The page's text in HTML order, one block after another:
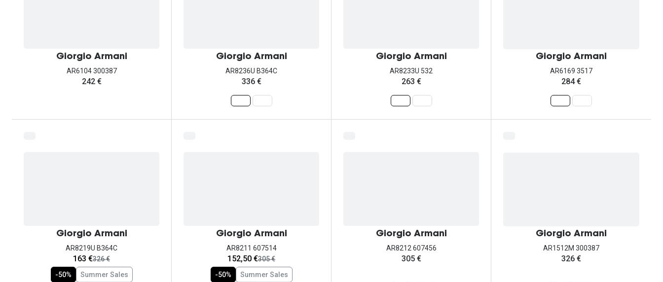
Giorgio Armani
AR6104 300387
242 €
Giorgio Armani
AR8236U B364C
336 €
Giorgio Armani
AR8233U 532
263 €
Giorgio Armani
AR6169 3517
284 €
Giorgio Armani
AR8219U B364C
agora:
163 €era:
326 €
-50%
Summer Sales
Giorgio Armani
AR8211 607514
agora:
152,50 €era:
305 €
-50%
Summer Sales
Giorgio Armani
AR8212 607456
305 €
Giorgio Armani
AR1512M 300387
326 €